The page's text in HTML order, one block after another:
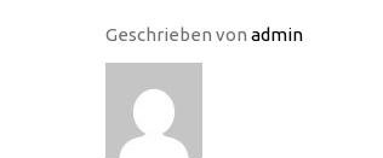
Geschrieben von admin